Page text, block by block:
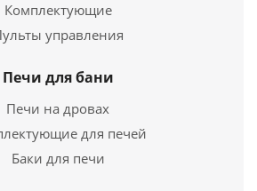
Комплектующие
управления
Печи для бани
Печи на дровах
для печей
Баки для печи